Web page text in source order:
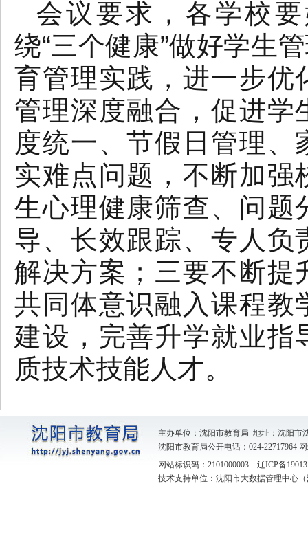
会议要求，各学校
绕“三个健康”做好学生
育管理实践，进一步优
管理深度融合，促进学
度统一、节假日管理
实难点问题，不断加强
生心理健康筛查、问题
导、长效跟踪、专人负
解决方案；三要不断提
共同体意识融入课程教
建设，完善升学就业指
质技术技能人才。
主办单位：沈阳市教育局 地址：沈阳
沈阳市教育局公开电话：024-22717964
网站标识码：2101000003 辽ICP备
技术支持单位：沈阳市大数据管理中心